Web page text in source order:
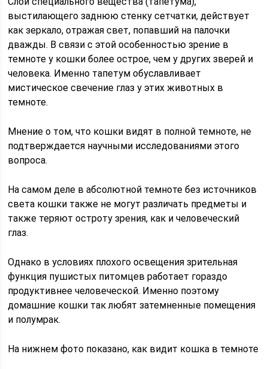
выстилающего заднюю стенку сетчатки, действует
как зеркало, отражая свет, попавший на палочки
дважды. В связи с этой особенностью зрение в
темноте у кошки более острое, чем у других зверей и
человека. Именно тапетум обуславливает
мистическое свечение глаз у этих животных в
темноте.
Мнение о том, что кошки видят в полной темноте, не
подтверждается научными исследованиями этого
вопроса.
На самом деле в абсолютной темноте без источников
света кошки также не могут различать предметы и
также теряют остроту зрения, как и человеческий
глаз.
Однако в условиях плохого освещения зрительная
функция пушистых питомцев работает гораздо
продуктивнее человеческой. Именно поэтому
домашние кошки так любят затемненные помещения
и полумрак.
На нижнем фото показано, как видит кошка в темноте